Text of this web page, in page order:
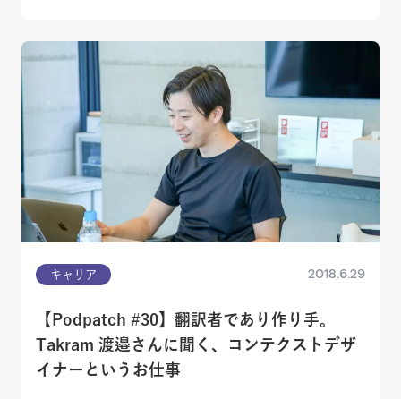
キャリア 2018.6.29
【Podpatch #30】翻訳者であり作り手。
Takram 渡邉さんに聞く、コンテクストデザ
イナーというお仕事